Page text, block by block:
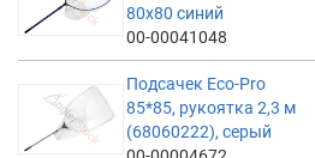
80x80 синий
00-00041048
Подсачек Eco-Pro
85*85, рукоятка 2,3 м
(68060222), серый